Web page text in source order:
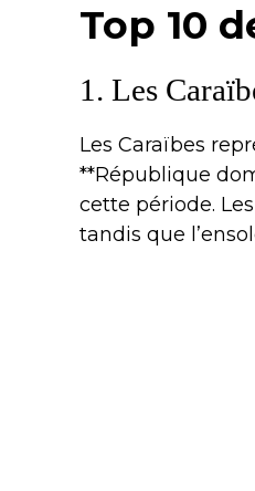
Top 10
1. Les
Les Caraïbes
**République
cette période.
tandis que